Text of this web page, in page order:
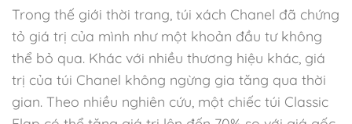
Trong thế giới thời trang, túi xách Chanel đã chứng
tỏ giá trị của mình như một khoản đầu tư không
thể bỏ qua. Khác với nhiều thương hiệu khác, giá
trị của túi Chanel không ngừng gia tăng qua thời
gian. Theo nhiều nghiên cứu, một chiếc túi Classic